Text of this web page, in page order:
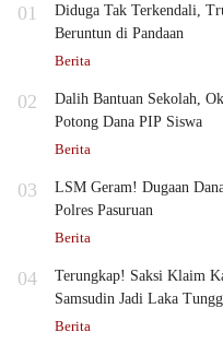
01
Diduga Tak Terkendali,
Beruntun di Pandaan
Berita
02
Dalih Bantuan Sekolah,
Potong Dana PIP Siswa
Berita
03
LSM Geram! Dugaan
Polres Pasuruan
Berita
04
Terungkap! Saksi Klaim
Samsudin Jadi Laka
Berita